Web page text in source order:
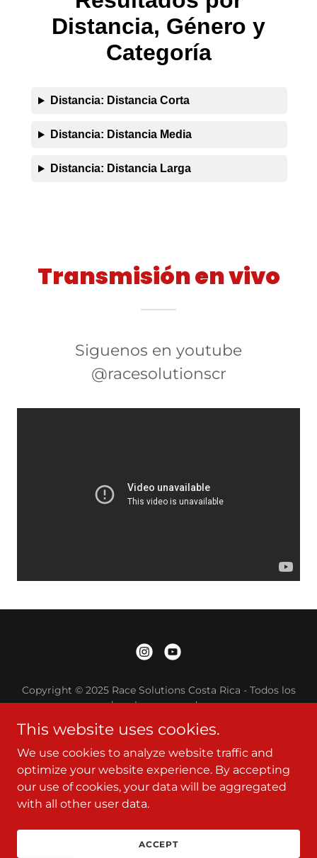
Transmisión en vivo
Siguenos en youtube
@racesolutionscr
Copyright © 2025 Race Solutions Costa Rica - Todos los
derechos reservados.
INICIO
NOSOTROS
CONTACTO
HISTORICO DE RESULTADOS
This website uses cookies.
We use cookies to analyze website traffic and
optimize your website experience. By accepting
our use of cookies, your data will be aggregated
with all other user data.
ACCEPT